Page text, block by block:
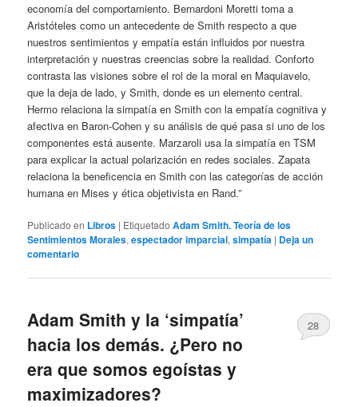
economía del comportamiento. Bernardoni Moretti toma a
Aristóteles como un antecedente de Smith respecto a que
nuestros sentimientos y empatía están influidos por nuestra
interpretación y nuestras creencias sobre la realidad. Conforto
contrasta las visiones sobre el rol de la moral en Maquiavelo,
que la deja de lado, y Smith, donde es un elemento central.
Hermo relaciona la simpatía en Smith con la empatía cognitiva y
afectiva en Baron-Cohen y su análisis de qué pasa si uno de los
componentes está ausente. Marzaroli usa la simpatía en TSM
para explicar la actual polarización en redes sociales. Zapata
relaciona la beneficencia en Smith con las categorías de acción
humana en Mises y ética objetivista en Rand.”
Publicado en Libros | Etiquetado Adam Smith. Teoría de los
Sentimientos Morales,espectador imparcial,simpatía | Deja un
comentario
Adam Smith y la ‘simpatía’
hacia los demás. ¿Pero no
era que somos egoístas y
maximizadores?
28